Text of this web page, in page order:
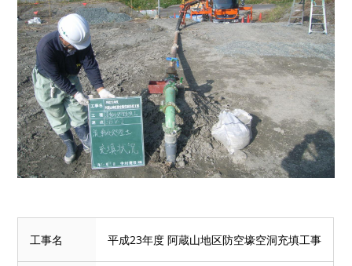
工事名 平成23年度 阿蔵山地区防空壕空洞充填工事